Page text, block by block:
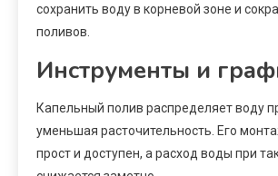
сохранить воду в корневой зоне и
поливов.
Инструменты и
Капельный полив распределяет воду
уменьшая расточительность. Его
прост и доступен, а расход воды при